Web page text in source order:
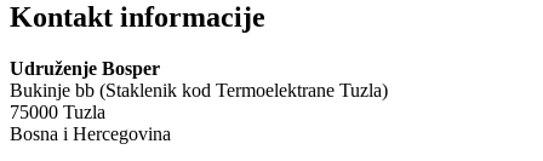
Kontakt informacije
Udruženje Bosper
Bukinje bb (Staklenik kod Termoelektrane Tuzla)
75000 Tuzla
Bosna i Hercegovina